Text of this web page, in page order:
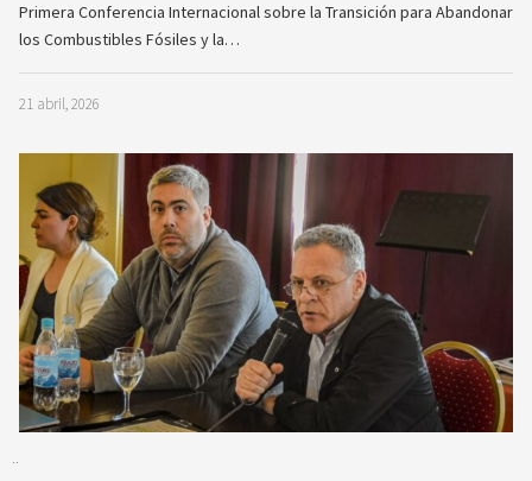
Primera Conferencia Internacional sobre la Transición para Abandonar
los Combustibles Fósiles y la…
21 abril, 2026